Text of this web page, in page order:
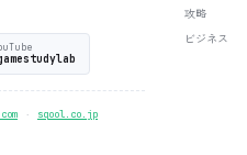
‧ sqool.co.jp
攻略
ビジネス